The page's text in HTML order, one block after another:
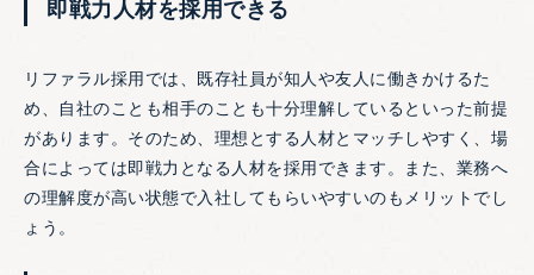
即戦力人材を採用できる
リファラル採用では、既存社員が知人や友人に働きかけるた
め、自社のことも相手のことも十分理解しているといった前提
があります。そのため、理想とする人材とマッチしやすく、場
合によっては即戦力となる人材を採用できます。また、業務へ
の理解度が高い状態で入社してもらいやすいのもメリットでし
ょう。